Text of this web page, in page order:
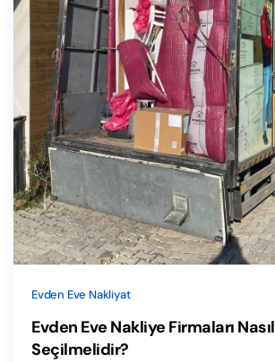
Evden Eve Nakliyat
Evden Eve Nakliye Firmaları Nasıl
Seçilmelidir?